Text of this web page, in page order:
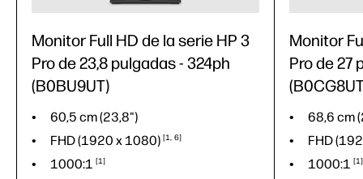
Monitor Full HD de la serie HP 3
Pro de 23,8 pulgadas - 324ph
(B0BU9UT)
60,5 cm (23,8")
FHD (1920 x1080) 1 6
1000:1 1
Monitor
Pro de 27
68,6 cm
FHD
1000:1
1